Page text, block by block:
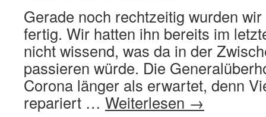
Gerade noch rechtzeitig wurden
fertig. Wir hatten ihn bereits im
nicht wissend, was da in der
passieren würde. Die
Corona länger als erwartet, denn
repariert … Weiterlesen →